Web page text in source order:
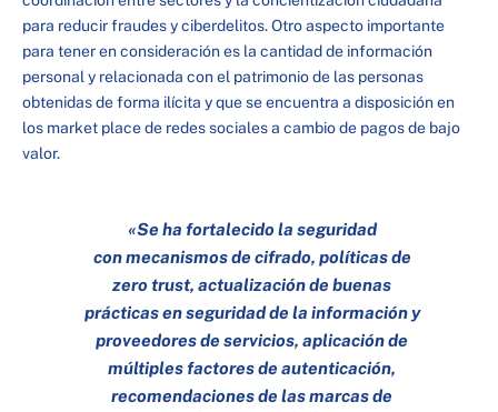
para reducir fraudes y ciberdelitos. Otro aspecto importante
para tener en consideración es la cantidad de información
personal y relacionada con el patrimonio de las personas
obtenidas de forma ilícita y que se encuentra a disposición en
los market place de redes sociales a cambio de pagos de bajo
valor.
«Se ha fortalecido la seguridad
con mecanismos de cifrado, políticas de
zero trust, actualización de buenas
prácticas en seguridad de la información y
proveedores de servicios, aplicación de
múltiples factores de autenticación,
recomendaciones de las marcas de